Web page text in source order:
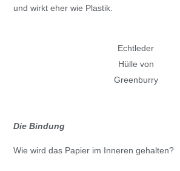
und wirkt eher wie Plastik.
Echtleder
Hülle von
Greenburry
Die Bindung
Wie wird das Papier im Inneren gehalten?